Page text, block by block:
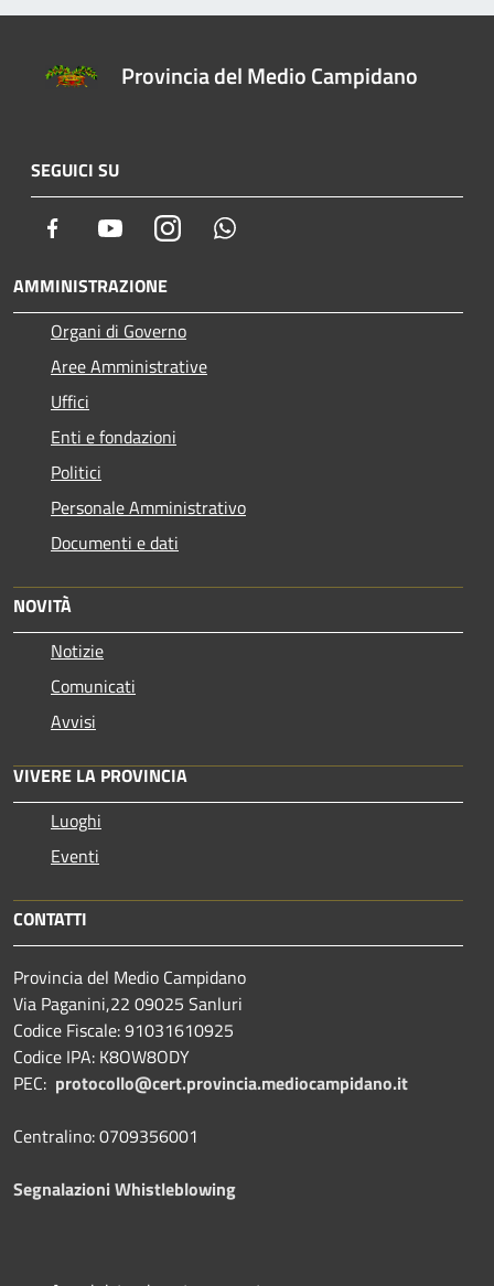
Provincia del Medio Campidano
SEGUICI SU
Facebook YoutubeInstagram
AMMINISTRAZIONE
Organi di Governo
Aree Amministrative
Uffici
Enti e fondazioni
Politici
Personale Amministrativo
Documenti e dati
NOVITÀ
Notizie
Comunicati
Avvisi
VIVERE LA PROVINCIA
Luoghi
Eventi
CONTATTI
Provincia del Medio Campidano
Via Paganini,22 09025 Sanluri
Codice Fiscale: 91031610925
Codice IPA: K8OW8ODY
PEC: protocollo@cert.provincia.mediocampidano.it
Centralino: 0709356001
Segnalazioni Whistleblowing